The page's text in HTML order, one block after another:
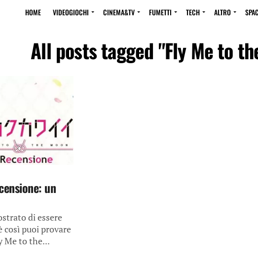
HOME VIDEOGIOCHI CINEMA&TV FUMETTI TECH ALTRO
All posts tagged "Fly Me to
un
di essere
puoi provare
Me to the...